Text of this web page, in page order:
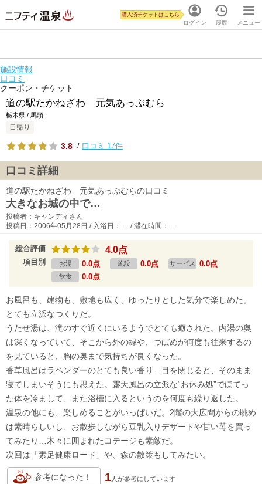
ログイン
購入済チケットはこちら
履歴 メニュー
施設情報
口コミ
クーポン・チケット
道の駅たかねざわ 元気あっぷむら
栃木県 / 馬頭
日帰り
3.8 / 口コミ 17件
口コミ詳細
道の駅たかねざわ 元気あっぷむらの口コミ
大きなお城の中で…
投稿者：キャンディさん
投稿日：2006年05月28日 / 入浴日： - / 滞在時間： -
総合評価 4.0点
項目別 お湯 0.0点 施設 0.0点 サービス 0.0点
飲食 0.0点
お風呂も、建物も、敷地も広く、ゆったりとした気分で楽しめた。
とても立派なつくりだ。
うたせ湯は、滝のすぐ近くにいるようでとても癒された。内湯の奥
は深くなっていて、そこから外の緑や、つばめが何度も往来するの
を見ていると、胸の奥まで気持ちが良くなった。
香草風呂はラベンダーのとても良い香り…目を閉じると、そのまま
寝てしまいそうにも思えた。露天風呂の立派な“お休み処”でほてっ
た体を冷まして、また浴槽に入るというのを何度も繰り返した。
温泉の他にも、楽しめることがいっぱいだ。2階の大広間からの眺め
は素晴らしいし、お散歩しながら豆乳入りデザートや甘い苺を買っ
てみたり…木々に囲まれたコテージも素敵だ。
次回は「素足健康ロード」や、森の散策もしてみたい。
参考になった！ 1 人が参考にしています